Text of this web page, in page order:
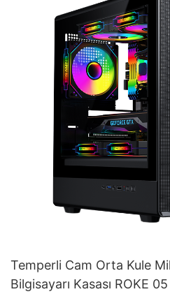
Temperli Cam Orta Kule
Bilgisayarı Kasası ROKE 05